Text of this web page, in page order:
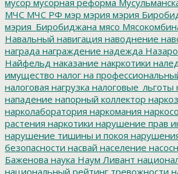
МЧС МЧС РФ мэр мэрия мэрия
мэрия_Биробиджана мясо
Навальный навигация наводнение
награда награждение надежда
Найфельд наказание накркотики
имущество налог на
налоговая нагрузка налоговые_льготы
нападение напорный коллектор
нарколаборатория наркомания
растения наркотики нарушение прав
нарушение тишины и покоя
безопасности насвай население
Баженова наука Наум Ливант
национальный рейтинг тревожности